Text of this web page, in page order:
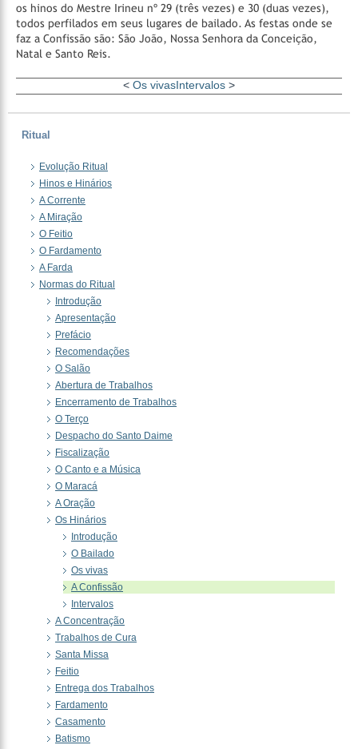
os hinos do Mestre Irineu nº 29 (três vezes) e 30 (duas vezes),
todos perfilados em seus lugares de bailado. As festas onde se
faz a Confissão são: São João, Nossa Senhora da Conceição,
Natal e Santo Reis.
< Os vivasIntervalos >
Ritual
Evolução Ritual
Hinos e Hinários
A Corrente
A Miração
O Feitio
O Fardamento
A Farda
Normas do Ritual
Introdução
Apresentação
Prefácio
Recomendações
O Salão
Abertura de Trabalhos
Encerramento de Trabalhos
O Terço
Despacho do Santo Daime
Fiscalização
O Canto e a Música
O Maracá
A Oração
Os Hinários
Introdução
O Bailado
Os vivas
A Confissão
Intervalos
A Concentração
Trabalhos de Cura
Santa Missa
Feitio
Entrega dos Trabalhos
Fardamento
Casamento
Batismo